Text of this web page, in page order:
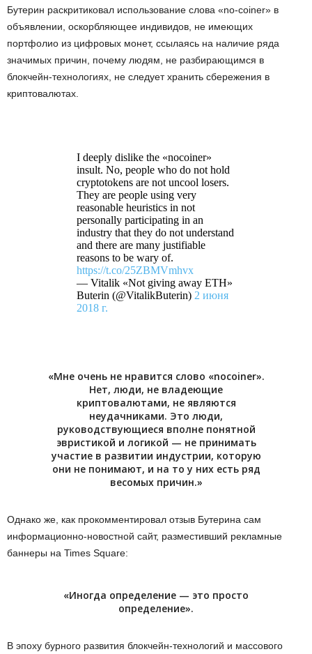
Бутерин раскритиковал использование слова «no-coiner» в
объявлении, оскорбляющее индивидов, не имеющих
портфолио из цифровых монет, ссылаясь на наличие ряда
значимых причин, почему людям, не разбирающимся в
блокчейн-технологиях, не следует хранить сбережения в
криптовалютах.
I deeply dislike the «nocoiner»
insult. No, people who do not hold
cryptotokens are not uncool losers.
They are people using very
reasonable heuristics in not
personally participating in an
industry that they do not understand
and there are many justifiable
reasons to be wary of.
https://t.co/25ZBMVmhvx
— Vitalik «Not giving away ETH»
Buterin (@VitalikButerin) 2 июня
2018 г.
«Мне очень не нравится слово «nocoiner».
Нет, люди, не владеющие
криптовалютами, не являются
неудачниками. Это люди,
руководствующиеся вполне понятной
эвристикой и логикой — не принимать
участие в развитии индустрии, которую
они не понимают, и на то у них есть ряд
весомых причин.»
Однако же, как прокомментировал отзыв Бутерина сам
информационно-новостной сайт, разместивший рекламные
баннеры на Times Square:
«Иногда определение — это просто
определение».
В эпоху бурного развития блокчейн-технологий и массового